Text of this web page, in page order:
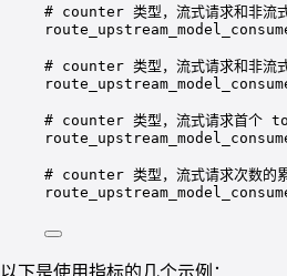
# counter 类型，流式请求和非流式
# counter 类型，流式请求和非流
# counter 类型，流式请求首个
# counter 类型，流式请求次数的